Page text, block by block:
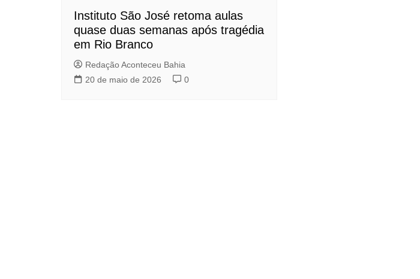
Instituto São José retoma aulas
quase duas semanas após tragédia
em Rio Branco
Redação Aconteceu Bahia
20 de maio de 2026
0